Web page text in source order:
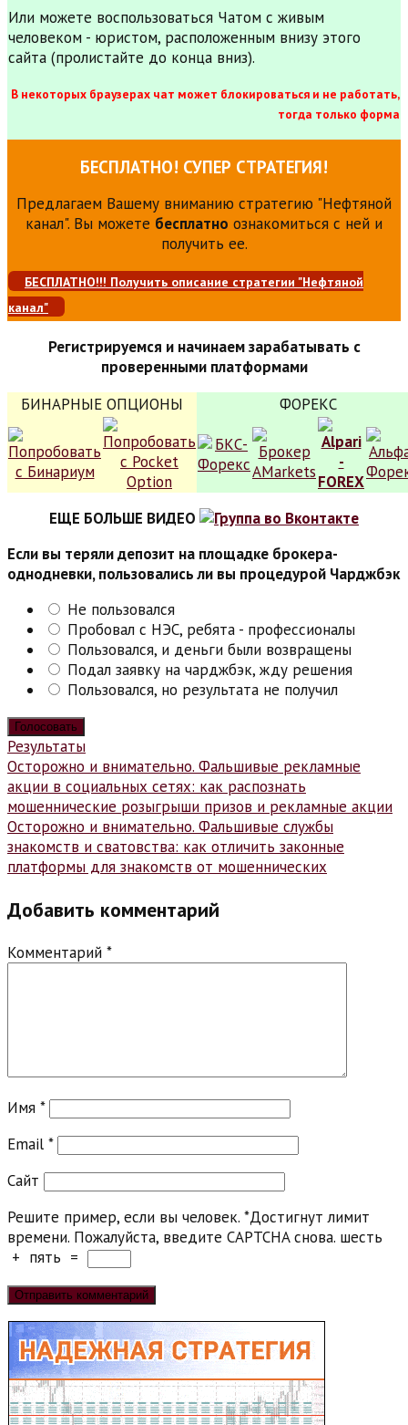
Или можете воспользоваться Чатом с живым
человеком - юристом, расположенным внизу этого
сайта (пролистайте до конца вниз).
В некоторых браузерах чат может блокироваться и не работать,
тогда только форма
БЕСПЛАТНО! СУПЕР СТРАТЕГИЯ!
Предлагаем Вашему вниманию стратегию "Нефтяной
канал". Вы можете бесплатно ознакомиться с ней и
получить ее.
БЕСПЛАТНО!!! Получить описание стратегии "Нефтяной
канал"
Регистрируемся и начинаем зарабатывать с
проверенными платформами
БИНАРНЫЕ ОПЦИОНЫ
ФОРЕКС
ЕЩЕ БОЛЬШЕ ВИДЕО
Если вы теряли депозит на площадке брокера-
однодневки, пользовались ли вы процедурой Чарджбэк
Не пользовался
Пробовал с НЭС, ребята - профессионалы
Пользовался, и деньги были возвращены
Подал заявку на чарджбэк, жду решения
Пользовался, но результата не получил
Результаты
Навигация
по
записям
Осторожно и внимательно. Фальшивые рекламные
акции в социальных сетях: как распознать
мошеннические розыгрыши призов и рекламные акции
Осторожно и внимательно. Фальшивые службы
знакомств и сватовства: как отличить законные
платформы для знакомств от мошеннических
Добавить комментарий
Комментарий *
Имя *
Email *
Сайт
Решите пример, если вы человек. *Достигнут лимит
времени. Пожалуйста, введите CAPTCHA снова. шесть
+ пять =